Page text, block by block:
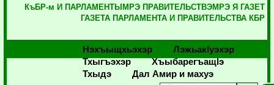
КъБР-м И ПАРЛАМЕНТЫМРЭ ПРАВИТЕЛЬСТВЭМРЭ Я ГАЗЕТ
ГАЗЕТА ПАРЛАМЕНТА И ПРАВИТЕЛЬСТВА КБР
Нэхъыщхьэхэр
Лэжьакlуэхэр
Тхыгъэхэр
Хъыбарегъащlэ
Тхыдэ
Дал Амир и махуэ